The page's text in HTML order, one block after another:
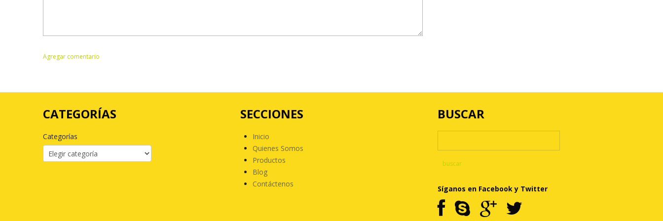
CATEGORÍAS
Categorías
SECCIONES
Inicio
Quienes Somos
Productos
Blog
Contáctenos
BUSCAR
Síganos en Facebook y Twitter